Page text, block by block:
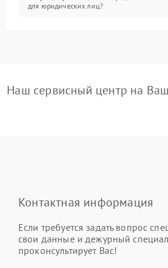
для юридических лиц?
Наш сервисный центр на
Контактная информация
Если требуется задать вопрос
свои данные и дежурный
проконсультирует Вас!